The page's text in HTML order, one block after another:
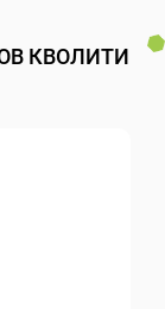
КВОЛИТИ